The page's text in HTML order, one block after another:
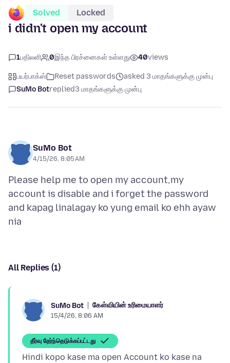
Solved Locked
i didn't open my account
1பதிலளி 0இந்த பிரச்னைகள் உள்ளது 40views
பயர்பாக்ஸ் Reset passwords
asked 3 மாதங்களுக்கு முன்பு
SuMo Botreplied3 மாதங்களுக்கு முன்பு
SuMo Bot
4/15/26, 8:05 AM
Please help me to open my account,my
account is disable and i forget the password
and kapag linalagay ko yung email ko ehh ayaw
All Replies (1)
SuMo Bot கேள்வியின் உரிமையாளர்
15/4/26, 8:06 AM
தீர்வு தேர்ந்தெடுக்கப்பட்டது
Hindi kopo kase ma open Account ko kase na